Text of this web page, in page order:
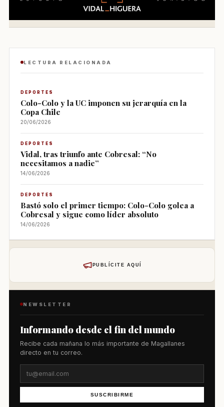
LECTURA RELACIONADA
DEPORTES
Colo-Colo y la UC imponen su jerarquía en la
Copa Chile
20/06/2026
DEPORTES
Vidal, tras triunfo ante Cobresal: “No
necesitamos a nadie”
14/06/2026
DEPORTES
Bastó solo el primer tiempo: Colo-Colo golea a
Cobresal y sigue como líder absoluto
14/06/2026
PUBLÍCITE AQUÍ
NEWSLETTER
Informando desde el fin del mundo
Recibe cada mañana lo más importante de Magallanes
directo en tu correo.
SUSCRIBIRME